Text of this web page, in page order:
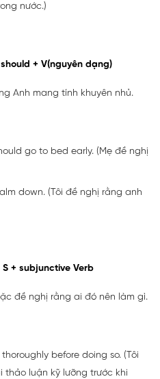
nước.)
+ V(nguyên dạng)
Anh mang tính khuyên nhủ.
go to bed early. (Mẹ đề nghị
down. (Tôi đề nghị rằng anh
+ subjunctive Verb
đề nghị rằng ai đó nên làm gì.
before doing so. (Tôi
luận kỹ lưỡng trước khi